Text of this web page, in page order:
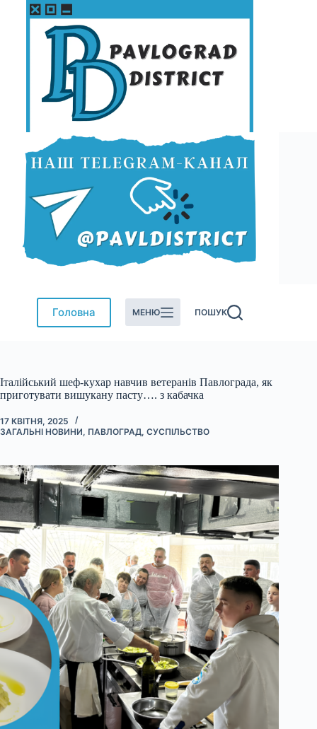
Перейти
Головна МЕНЮ ПОШУК
Італійський шеф-кухар навчив ветеранів Павлограда, як
приготувати вишукану пасту…. з кабачка
17 КВІТНЯ, 2025
ЗАГАЛЬНІ НОВИНИ, ПАВЛОГРАД, СУСПІЛЬСТВО